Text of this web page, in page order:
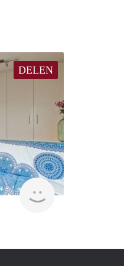
DELEN
Woning